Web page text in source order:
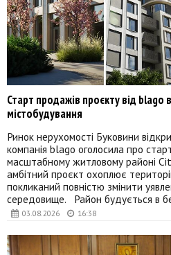
03.08.2026 16:38
Старт продажів проєкту від blago
містобудування
Ринок нерухомості Буковини
компанія blago оголосила про
масштабному житловому районі
амбітний проєкт охоплює
покликаний повністю змінити
середовище. Район будується в